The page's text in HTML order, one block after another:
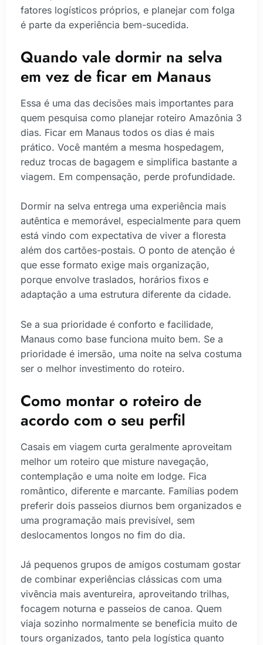
fatores logísticos próprios, e planejar com folga
é parte da experiência bem-sucedida.
Quando vale dormir na selva
em vez de ficar em Manaus
Essa é uma das decisões mais importantes para
quem pesquisa como planejar roteiro Amazônia 3
dias. Ficar em Manaus todos os dias é mais
prático. Você mantém a mesma hospedagem,
reduz trocas de bagagem e simplifica bastante a
viagem. Em compensação, perde profundidade.
Dormir na selva entrega uma experiência mais
autêntica e memorável, especialmente para quem
está vindo com expectativa de viver a floresta
além dos cartões-postais. O ponto de atenção é
que esse formato exige mais organização,
porque envolve traslados, horários fixos e
adaptação a uma estrutura diferente da cidade.
Se a sua prioridade é conforto e facilidade,
Manaus como base funciona muito bem. Se a
prioridade é imersão, uma noite na selva costuma
ser o melhor investimento do roteiro.
Como montar o roteiro de
acordo com o seu perfil
Casais em viagem curta geralmente aproveitam
melhor um roteiro que misture navegação,
contemplação e uma noite em lodge. Fica
romântico, diferente e marcante. Famílias podem
preferir dois passeios diurnos bem organizados e
uma programação mais previsível, sem
deslocamentos longos no fim do dia.
Já pequenos grupos de amigos costumam gostar
de combinar experiências clássicas com uma
vivência mais aventureira, aproveitando trilhas,
focagem noturna e passeios de canoa. Quem
viaja sozinho normalmente se beneficia muito de
tours organizados, tanto pela logística quanto